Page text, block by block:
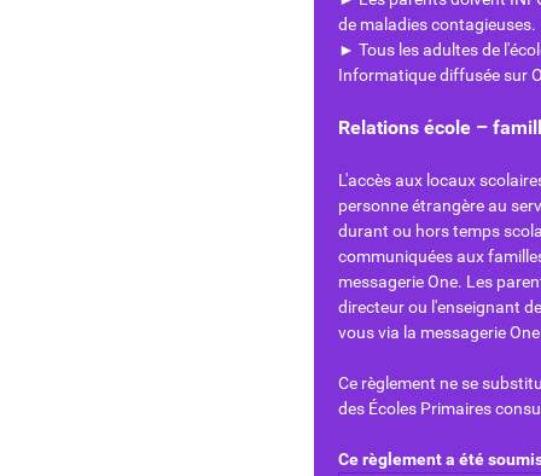
de maladies contagieuses.
► Tous les adultes de
Informatique diffusée sur
Relations école –
L'accès aux locaux
personne étrangère au
durant ou hors temps
communiquées aux
messagerie One. Les
directeur ou l'enseignant
vous via la messagerie
Ce règlement ne se
des Écoles Primaires
Ce règlement a été